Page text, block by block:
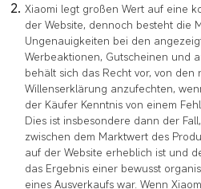
Xiaomi legt großen Wert auf eine
der Website, dennoch besteht die
Ungenauigkeiten bei den
Werbeaktionen, Gutscheinen und
behält sich das Recht vor, von
Willenserklärung anzufechten,
der Käufer Kenntnis von einem
Dies ist insbesondere dann der
zwischen dem Marktwert des
auf der Website erheblich ist und
das Ergebnis einer bewusst
eines Ausverkaufs war. Wenn